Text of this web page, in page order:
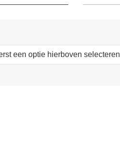
een optie hierboven selecteren